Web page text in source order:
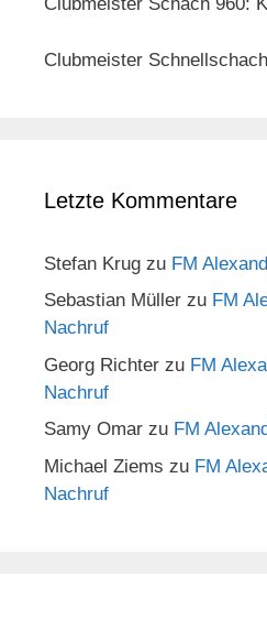
Clubmeister Schach 960:
Clubmeister
Letzte Kommentare
Stefan Krug zu FM
Sebastian Müller zu FM
Nachruf
Georg Richter zu FM
Nachruf
Samy Omar zu FM
Michael Ziems zu FM
Nachruf